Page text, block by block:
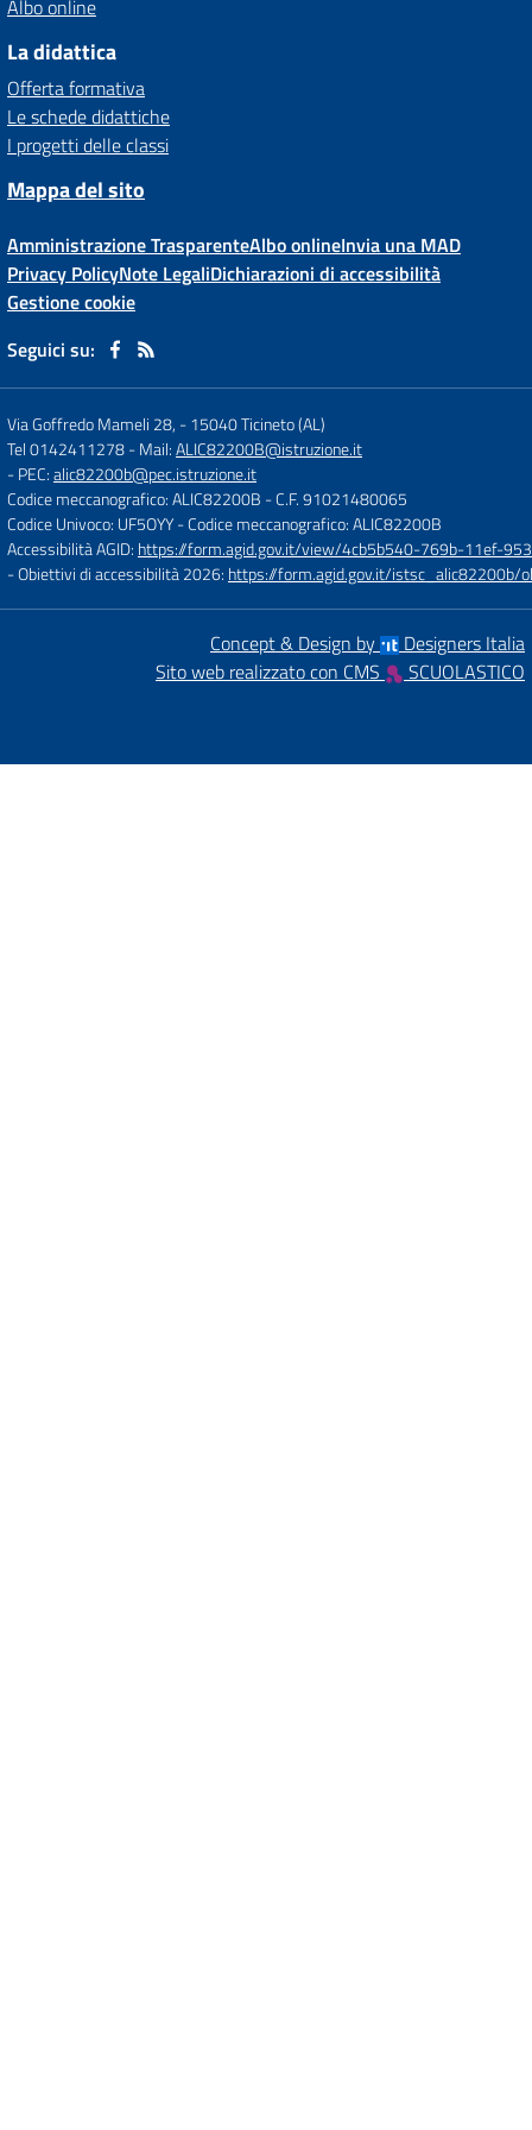
Albo online
La didattica
Offerta formativa
Le schede didattiche
I progetti delle classi
Mappa del sito
Amministrazione TrasparenteAlbo onlineInvia una MAD
Privacy PolicyNote LegaliDichiarazioni di accessibilità
Gestione cookie
Seguici su:
Via Goffredo Mameli 28, -15040 Ticineto (AL)
Tel 0142411278- Mail:ALIC82200B@istruzione.it
- PEC:alic82200b@pec.istruzione.it
Codice meccanografico: ALIC82200B - C.F. 91021480065
Codice Univoco: UF5OYY- Codice meccanografico: ALIC82200B
Accessibilità AGID: https://form.agid.gov.it/view/4cb5b540-769b-11ef-
- Obiettivi di accessibilità 2026: https://form.agid.gov.it/
Concept & Design by
Designers Italia
Sito web realizzato con CMS
SCUOLASTICO